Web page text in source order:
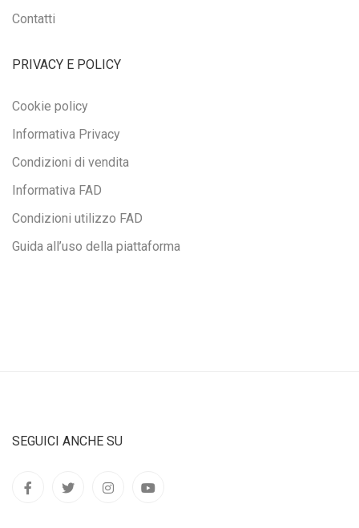
Contatti
PRIVACY E POLICY
Cookie policy
Informativa Privacy
Condizioni di vendita
Informativa FAD
Condizioni utilizzo FAD
Guida all’uso della piattaforma
SEGUICI ANCHE SU